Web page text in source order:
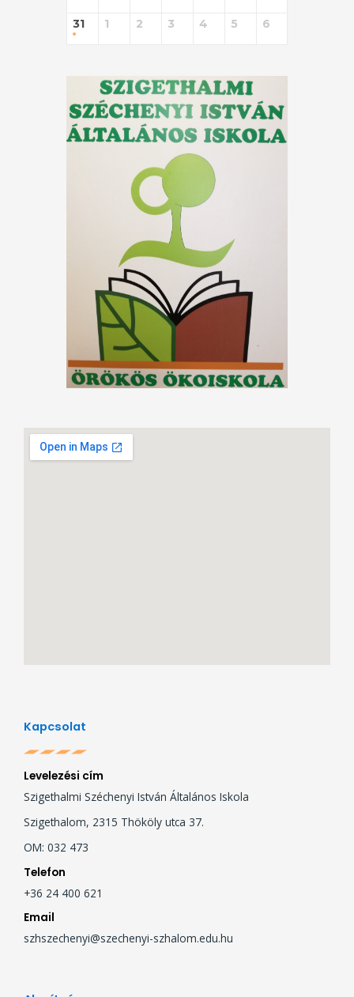
31 1 2 3 4 5 6
Kapcsolat
Levelezési cím
Szigethalmi Széchenyi István Általános Iskola
Szigethalom, 2315 Thököly utca 37.
OM: 032 473
Telefon
+36 24 400 621
Email
szhszechenyi@szechenyi-szhalom.edu.hu